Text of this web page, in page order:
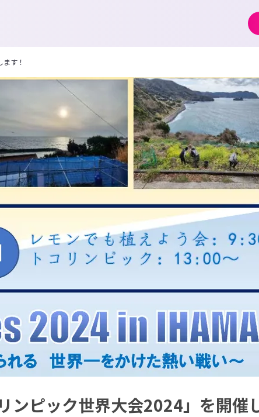
す！
ンピック世界大会2024」を開催